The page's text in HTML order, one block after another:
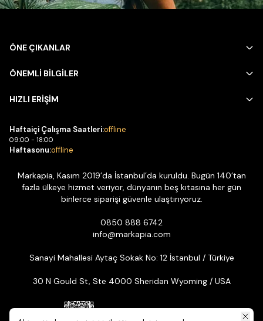
ÖNE ÇIKANLAR
ÖNEMLİ BİLGİLER
HIZLI ERİŞİM
Haftaiçi Çalışma Saatleri:offline
09:00 - 18:00
Haftasonu:offline
Markapia, Kasım 2019’da İstanbul’da kuruldu. Bugün 140’tan
fazla ülkeye hizmet veriyor, dünyanın beş kıtasına her gün
binlerce siparişi güvenle ulaştırıyoruz.
0850 888 6742
info@markapia.com
Sanayi Mahallesi Aytaç Sokak No: 12 İstanbul / Türkiye
30 N Gould St, Ste 4000 Sheridan Wyoming / USA